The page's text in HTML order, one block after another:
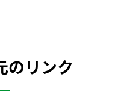
のリンク